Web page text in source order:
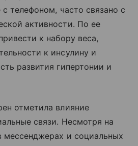
телефоном, часто связано с
активности. По ее
к набору веса,
к инсулину и
развития гипертонии и
отметила влияние
связи. Несмотря на
мессенджерах и социальных